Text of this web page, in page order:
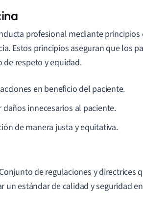
profesional mediante
Estos principios aseguran que los
respeto y equidad.
en beneficio del paciente.
daños innecesarios al paciente.
de manera justa y equitativa.
Conjunto de regulaciones y directrices
un estándar de calidad y seguridad